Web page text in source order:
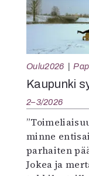
Oulu2026
Kaupunki
2–3/2026
minne
parhaiten
Jokea ja